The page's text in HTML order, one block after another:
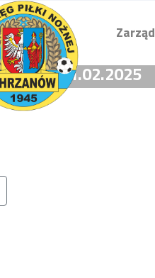
Zarząd
z dnia 21.02.2025